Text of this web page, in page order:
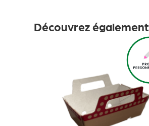
Découvrez également